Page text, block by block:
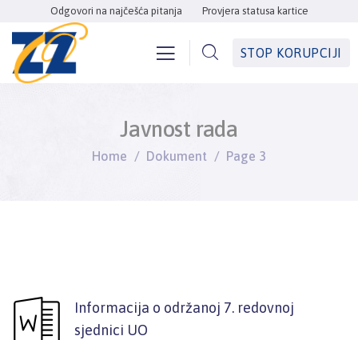
Odgovori na najčešća pitanja Provjera statusa kartice
STOP KORUPCIJI
Javnost rada
Home Dokument Page 3
Informacija o održanoj 7. redovnoj
sjednici UO